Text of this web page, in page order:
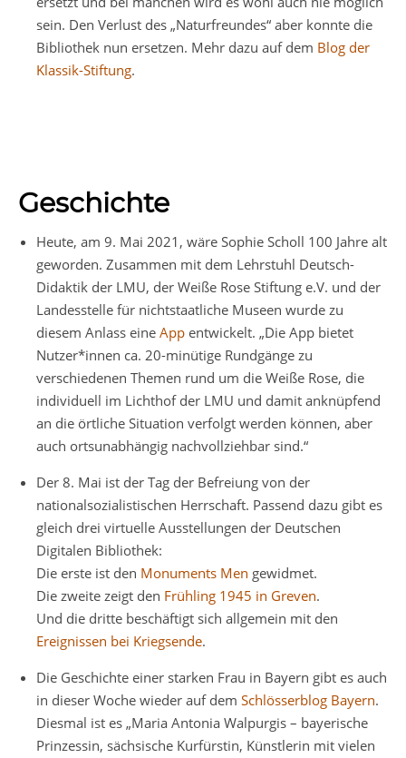
sein. Den Verlust des „Naturfreundes“ aber konnte die
Bibliothek nun ersetzen. Mehr dazu auf dem Blog der
Klassik-Stiftung.
Geschichte
Heute, am 9. Mai 2021, wäre Sophie Scholl 100 Jahre alt
geworden. Zusammen mit dem Lehrstuhl Deutsch-
Didaktik der LMU, der Weiße Rose Stiftung e.V. und der
Landesstelle für nichtstaatliche Museen wurde zu
diesem Anlass eine App entwickelt. „Die App bietet
Nutzer*innen ca. 20-minütige Rundgänge zu
verschiedenen Themen rund um die Weiße Rose, die
individuell im Lichthof der LMU und damit anknüpfend
an die örtliche Situation verfolgt werden können, aber
auch ortsunabhängig nachvollziehbar sind.“
Der 8. Mai ist der Tag der Befreiung von der
nationalsozialistischen Herrschaft. Passend dazu gibt es
gleich drei virtuelle Ausstellungen der Deutschen
Digitalen Bibliothek:
Die erste ist den Monuments Men gewidmet.
Die zweite zeigt den Frühling 1945 in Greven.
Und die dritte beschäftigt sich allgemein mit den
Ereignissen bei Kriegsende.
Die Geschichte einer starken Frau in Bayern gibt es auch
in dieser Woche wieder auf dem Schlösserblog Bayern.
Diesmal ist es „Maria Antonia Walpurgis – bayerische
Prinzessin, sächsische Kurfürstin, Künstlerin mit vielen